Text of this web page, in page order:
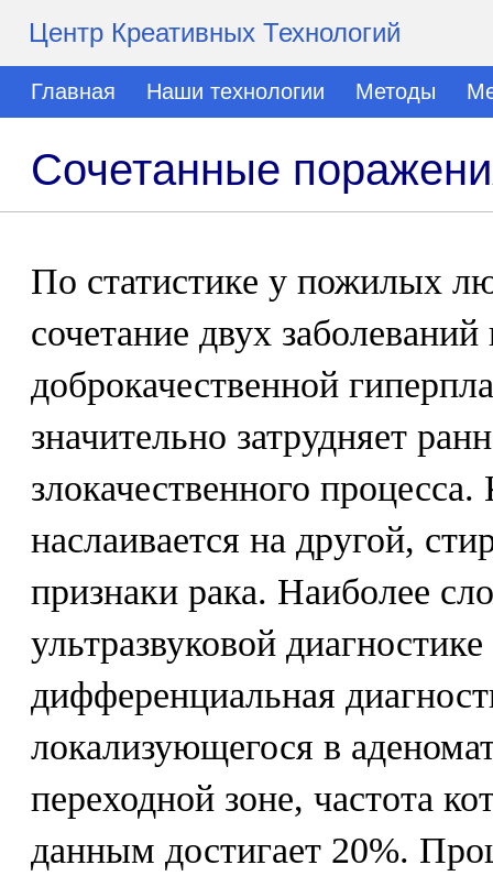
Центр Креативных Технологий
Главная Наши технологии Методы
Сочетанные
По статистике у пожилых
сочетание двух
доброкачественной
значительно затрудняет
злокачественного
наслаивается на другой,
признаки рака. Наиболее
ультразвуковой
дифференциальная
локализующегося в
переходной зоне, частота
данным достигает 20%.